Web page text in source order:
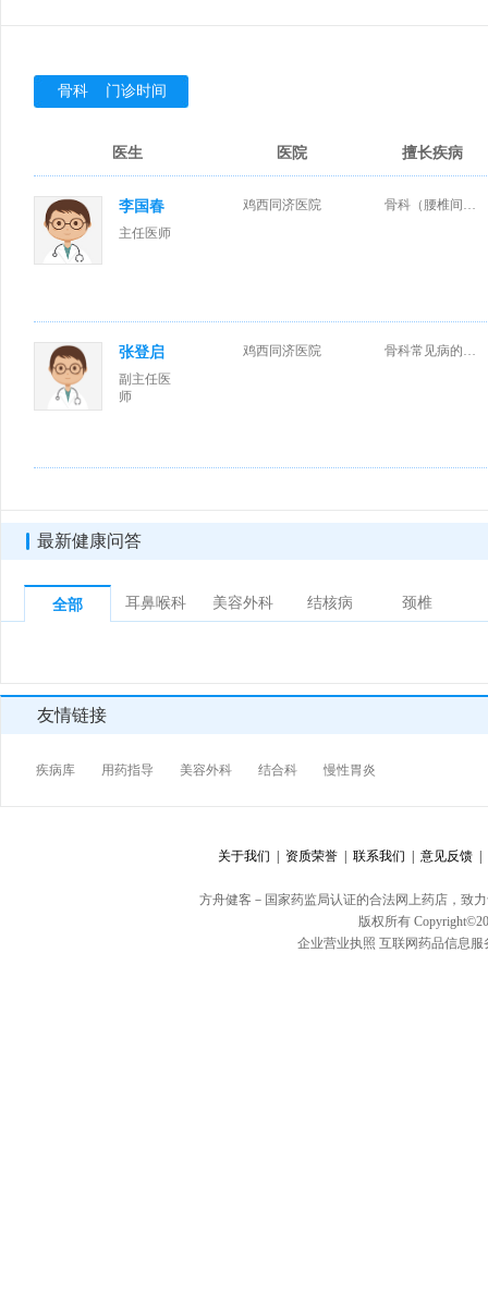
骨科 门诊时间
医生 医院 擅长疾病
李国春
主任医师
鸡西同济医院 骨科（腰椎间盘突出、肩周炎、骨质增生、颈椎病、风湿性关节病）普外、肛肠疾病及烧、烫伤后疤痕切除、美容整形有独到之处。
张登启
副主任医
师
鸡西同济医院 骨科常见病的诊治。
最新健康问答
全部 耳鼻喉科 美容外科 结核病 颈椎
友情链接
疾病库 用药指导 美容外科 结合科 慢性胃炎
关于我们 | 资质荣誉 | 联系我们 | 意见反馈 |
方舟健客－国家药监局认证的合法网上药店，致
版权所有
企业营业执照 互联网药品信息服